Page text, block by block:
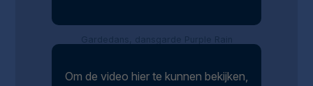
Om de video hier te kunnen bekijken,